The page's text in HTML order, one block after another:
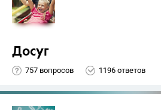
Досуг
757 вопросов 1196 ответов